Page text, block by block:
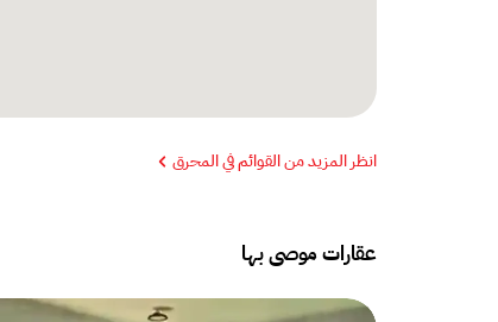
انظر المزيد من القوائم في المحرق
عقارات موصى بها